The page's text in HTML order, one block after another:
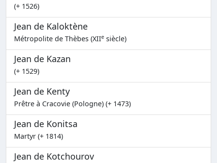
(+ 1526)
Jean de Kaloktène
Métropolite de Thèbes (XIIe siècle)
Jean de Kazan
(+ 1529)
Jean de Kenty
Prêtre à Cracovie (Pologne) (+ 1473)
Jean de Konitsa
Martyr (+ 1814)
Jean de Kotchourov